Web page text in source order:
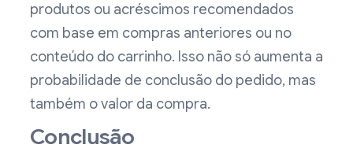
produtos ou acréscimos recomendados
com base em compras anteriores ou no
conteúdo do carrinho. Isso não só aumenta a
probabilidade de conclusão do pedido, mas
também o valor da compra.
Conclusão